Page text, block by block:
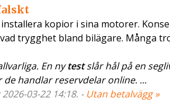
kopior i sina motorer.
trygghet bland bilägare. Många
En nytestslår hål på en
handlar reservdelar online. ...
03-22 14:18. - Utan betalvägg »